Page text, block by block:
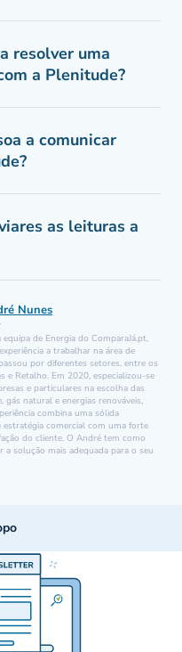
resolver uma
a Plenitude?
a comunicar
as leituras a
Nunes
de Energia do ComparaJá.pt,
a trabalhar na área de
por diferentes setores, entre os
e Retalho. Em 2020, especializou-se
e particulares na escolha das
gás natural e energias renováveis,
combina uma sólida
estratégia comercial com uma forte
do cliente. O André tem como
solução mais adequada para o seu